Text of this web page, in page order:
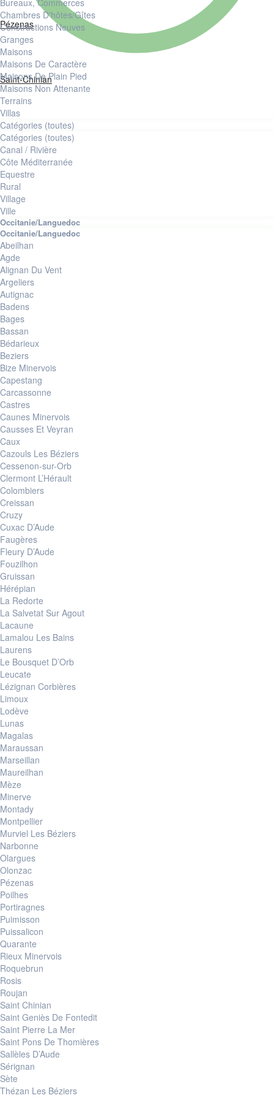
Pézenas
Saint-Chinian
Bureaux, Commerces
Chambres D'hôtes/Gîtes
Constructions Neuves
granges
Maisons
Maisons De Caractère
Maisons De Plain Pied
Maisons Non Attenante
Terrains
Villas
Catégories (toutes)
Catégories (toutes)
Canal / Rivière
Côte Méditerranée
Equestre
Rural
Village
Ville
Abeilhan
Agde
Alignan Du Vent
Argeliers
Autignac
Badens
Bages
Bassan
Bédarieux
Beziers
Bize Minervois
Capestang
Carcassonne
Castres
Caunes Minervois
Causses Et Veyran
Caux
Cazouls Les Béziers
Cessenon-sur-Orb
Clermont L’Hérault
Colombiers
Creissan
Cruzy
Cuxac D’Aude
Faugères
Fleury D’Aude
Fouzilhon
Gruissan
Hérépian
La Redorte
La Salvetat Sur Agout
Lacaune
Lamalou Les Bains
Laurens
Le Bousquet D’Orb
Leucate
Lézignan Corbières
Limoux
Lodève
Lunas
Magalas
Maraussan
Marseillan
Maureilhan
Mèze
Minerve
Montady
Montpellier
Murviel Les Béziers
Narbonne
Olargues
Olonzac
Pézenas
Poilhes
Portiragnes
Puimisson
Puissalicon
Quarante
Rieux Minervois
Roquebrun
Rosis
Roujan
Saint Chinian
Saint Geniès De Fontedit
Saint Pierre La Mer
Saint Pons De Thomières
Sallèles D’Aude
Sérignan
Sète
Thézan Les Béziers